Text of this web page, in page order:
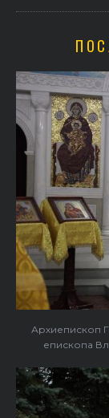
Архиепископ
епископа